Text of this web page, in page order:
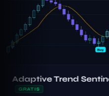
Trend Sentinel